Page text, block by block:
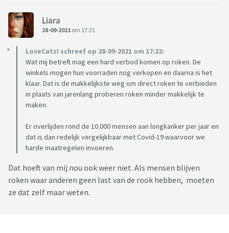
Liara
28-09-2021 om 17:31
LoveCats! schreef op 28-09-2021 om 17:22:
Wat mij betreft mag een hard verbod komen op roken. De
winkels mogen hun voorraden nog verkopen en daarna is het
klaar. Dat is de makkelijkste weg om direct roken te verbieden
in plaats van jarenlang proberen roken minder makkelijk te
maken.
Er overlijden rond de 10.000 mensen aan longkanker per jaar en
dat is dan redelijk vergelijkbaar met Covid-19 waarvoor we
harde maatregelen invoeren.
Dat hoeft van mij nou ook weer niet. Als mensen blijven
roken waar anderen geen last van de rook hebben, moeten
ze dat zelf maar weten.